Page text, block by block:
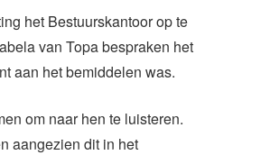
het Bestuurskantoor op te
van Topa bespraken het
aan het bemiddelen was.
om naar hen te luisteren.
aangezien dit in het